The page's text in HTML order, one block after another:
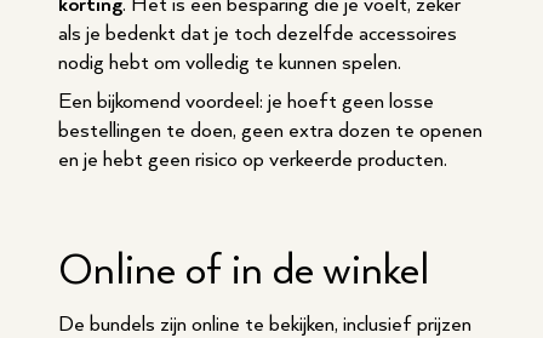
als je bedenkt dat je toch dezelfde accessoires
nodig hebt om volledig te kunnen spelen.
Een bijkomend voordeel: je hoeft geen losse
bestellingen te doen, geen extra dozen te openen
en je hebt geen risico op verkeerde producten.
Online of in de winkel
De bundels zijn online te bekijken, inclusief prijzen